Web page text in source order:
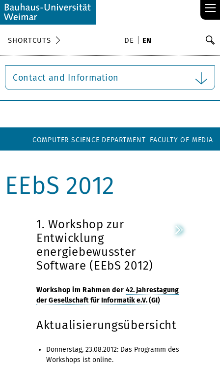
≡
SHORTCUTS DE EN
Contact and Information
COMPUTER SCIENCE DEPARTMENT FACULTY OF MEDIA
EEbS 2012
1. Workshop zur
Entwicklung
energiebewusster
Software (EEbS 2012)
Workshop im Rahmen der 42. Jahrestagung
der Gesellschaft für Informatik e.V. (GI)
Aktualisierungsübersicht
Donnerstag, 23.08.2012: Das Programm des
Workshops ist online.